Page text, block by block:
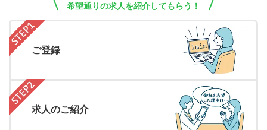
希望通りの求人を紹介してもらう！
ご登録
求人のご紹介